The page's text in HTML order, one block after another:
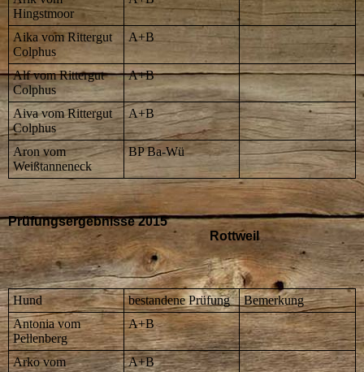
Hingstmoor
Aika vom Rittergut
Colphus
A+B
Alf vom Rittergut
Colphus
A+B
Aiva vom Rittergut
Colphus
A+B
Aron vom
Weißtanneneck
BP Ba-Wü
Prüfungsergebnisse 2015
Rottweil
Hund bestandene Prüfung
Bemerkung
Antonia vom
Pellenberg
A+B
Arko vom
A+B